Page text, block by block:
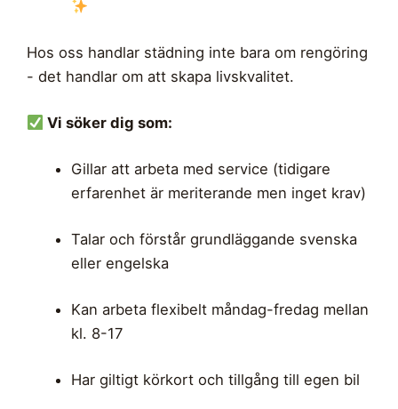
Hos oss handlar städning inte bara om rengöring
- det handlar om att skapa livskvalitet.
Vi söker dig som:
Gillar att arbeta med service (tidigare
erfarenhet är meriterande men inget krav)
Talar och förstår grundläggande svenska
eller engelska
Kan arbeta flexibelt måndag-fredag mellan
kl. 8-17
Har giltigt körkort och tillgång till egen bil